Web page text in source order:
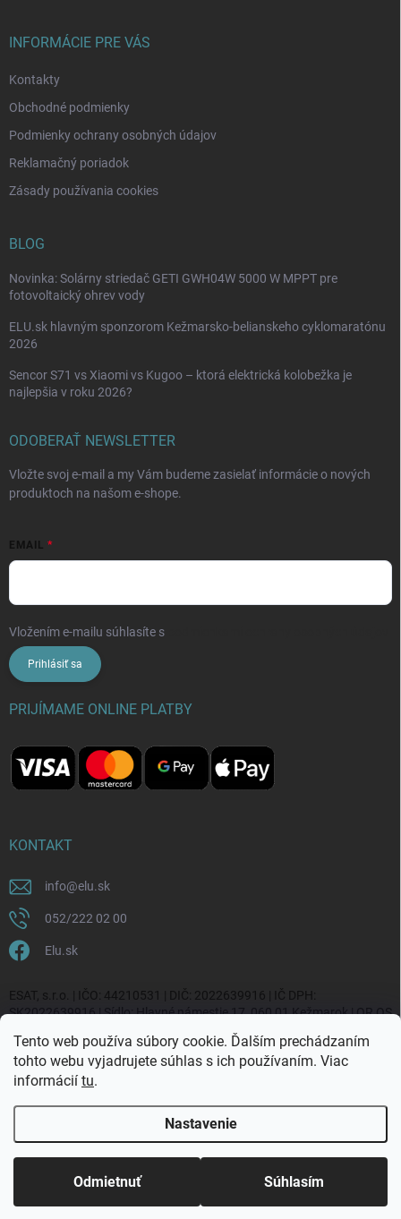
Tento web používa súbory cookie. Ďalším prechádzaním
tohto webu vyjadrujete súhlas s ich používaním. Viac
informácií tu.
Nastavenie
Odmietnuť Súhlasím
INFORMÁCIE PRE VÁS
Kontakty
Obchodné podmienky
Podmienky ochrany osobných údajov
Reklamačný poriadok
Zásady používania cookies
BLOG
Novinka: Solárny striedač GETI GWH04W 5000 W MPPT pre
fotovoltaický ohrev vody
ELU.sk hlavným sponzorom Kežmarsko-belianskeho cyklomaratónu
2026
Sencor S71 vs Xiaomi vs Kugoo – ktorá elektrická kolobežka je
najlepšia v roku 2026?
ODOBERAŤ NEWSLETTER
Vložte svoj e-mail a my Vám budeme zasielať informácie o nových
produktoch na našom e-shope.
EMAIL
Vložením e-mailu súhlasíte s
Prihlásiť sa
PRIJÍMAME ONLINE PLATBY
KONTAKT
info@elu.sk
052/222 02 00
Elu.sk
ESAT, s.r.o. | IČO: 44210531 | DIČ: 2022639916 | IČ DPH:
SK2022639916 | Sídlo: Hlavné námestie 17, 060 01 Kežmarok | OR OS
Vytvoril Shoptet Premium
Copyright 2026ELU.sk. Všetky práva vyhradené.Upraviť nastavenie